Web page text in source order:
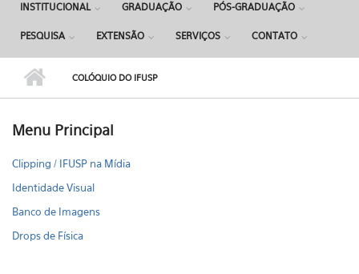
INSTITUCIONAL GRADUAÇÃO PÓS-GRADUAÇÃO
PESQUISA EXTENSÃO SERVIÇOS CONTATO
COLÓQUIO DO IFUSP
Menu Principal
Clipping / IFUSP na Mídia
Identidade Visual
Banco de Imagens
Drops de Física